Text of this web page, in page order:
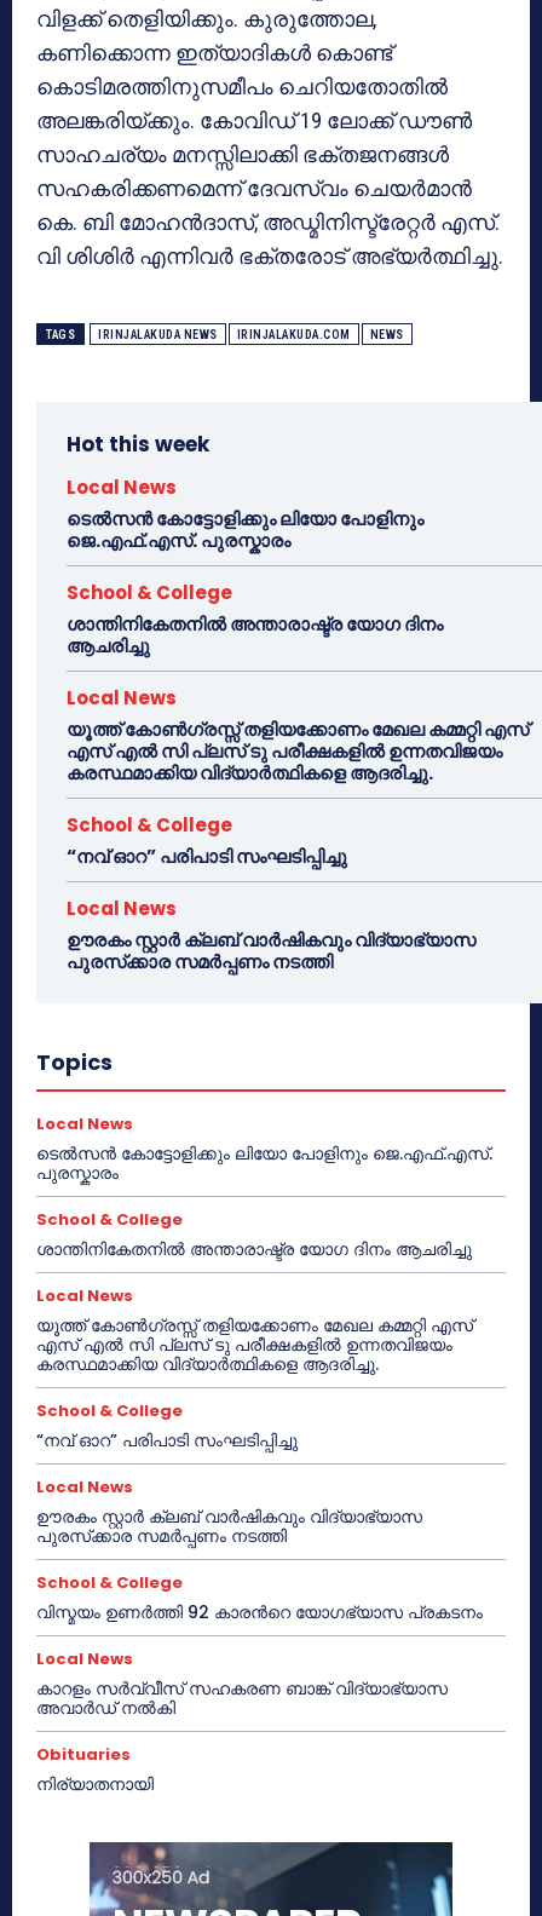
വിളക്ക് തെളിയിക്കും. കുരുത്തോല,
കണിക്കൊന്ന ഇത്യാദികൾ കൊണ്ട്
കൊടിമരത്തിനുസമീപം ചെറിയതോതിൽ
അലങ്കരിയ്ക്കും. കോവിഡ് 19 ലോക്ക് ഡൗൺ
സാഹചര്യം മനസ്സിലാക്കി ഭക്തജനങ്ങൾ
സഹകരിക്കണമെന്ന് ദേവസ്വം ചെയർമാൻ
കെ. ബി മോഹൻദാസ്, അഡ്മിനിസ്ട്രേറ്റർ എസ്.
വി ശിശിർ എന്നിവർ ഭക്തരോട് അഭ്യർത്ഥിച്ചു.
TAGS IRINJALAKUDA NEWS IRINJALAKUDA.COM NEWS
Hot this week
Local News
ടെൽസൻ കോട്ടോളിക്കും ലിയോ പോളിനും
ജെ.എഫ്.എസ്. പുരസ്കാരം
School & College
ശാന്തിനികേതനിൽ അന്താരാഷ്ട്ര യോഗ ദിനം
ആചരിച്ചു
Local News
യൂത്ത് കോൺഗ്രസ്സ് തളിയക്കോണം മേഖല കമ്മറ്റി എസ്
എസ് എൽ സി പ്ലസ് ടു പരീക്ഷകളിൽ ഉന്നതവിജയം
കരസ്ഥമാക്കിയ വിദ്യാർത്ഥികളെ ആദരിച്ചു.
School & College
“നവ് ഓറ” പരിപാടി സംഘടിപ്പിച്ചു
Local News
ഊരകം സ്റ്റാർ ക്ലബ് വാർഷികവും വിദ്യാഭ്യാസ
പുരസ്‌ക്കാര സമർപ്പണം നടത്തി
Topics
Local News
ടെൽസൻ കോട്ടോളിക്കും ലിയോ പോളിനും ജെ.എഫ്.എസ്.
പുരസ്കാരം
School & College
ശാന്തിനികേതനിൽ അന്താരാഷ്ട്ര യോഗ ദിനം ആചരിച്ചു
Local News
യൂത്ത് കോൺഗ്രസ്സ് തളിയക്കോണം മേഖല കമ്മറ്റി എസ്
എസ് എൽ സി പ്ലസ് ടു പരീക്ഷകളിൽ ഉന്നതവിജയം
കരസ്ഥമാക്കിയ വിദ്യാർത്ഥികളെ ആദരിച്ചു.
School & College
“നവ് ഓറ” പരിപാടി സംഘടിപ്പിച്ചു
Local News
ഊരകം സ്റ്റാർ ക്ലബ് വാർഷികവും വിദ്യാഭ്യാസ
പുരസ്‌ക്കാര സമർപ്പണം നടത്തി
School & College
വിസ്മയം ഉണർത്തി 92 കാരൻറെ യോഗഭ്യാസ പ്രകടനം
Local News
കാറളം സർവ്വീസ് സഹകരണ ബാങ്ക് വിദ്യാഭ്യാസ
അവാർഡ് നൽകി
Obituaries
നിര്യാതനായി